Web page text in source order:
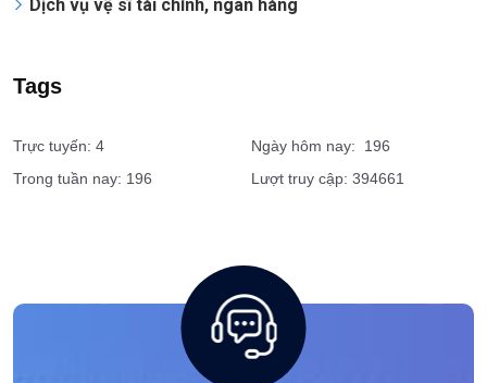
Trực tuyến: 4
Ngày hôm nay: 196
Lượt truy cập: 394661